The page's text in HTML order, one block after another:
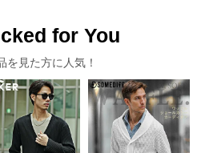
for You
を見た方に人気！